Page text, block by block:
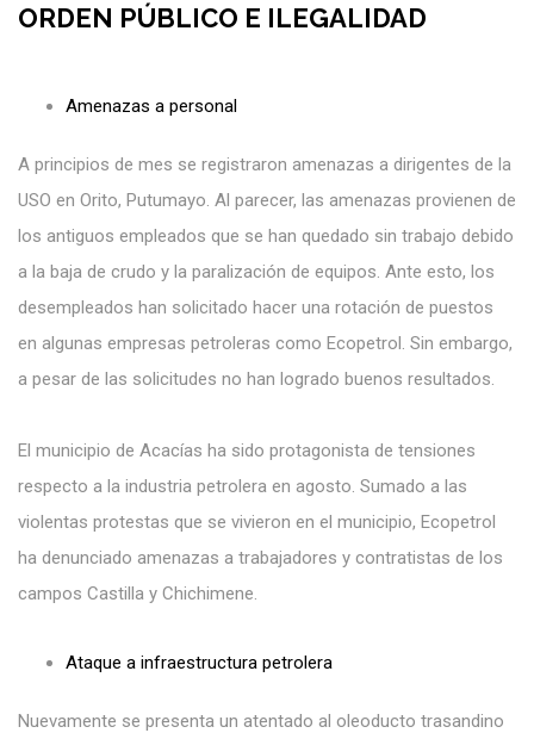
ORDEN PÚBLICO E ILEGALIDAD
Amenazas a personal
A principios de mes se registraron amenazas a dirigentes de la
USO en Orito, Putumayo. Al parecer, las amenazas provienen de
los antiguos empleados que se han quedado sin trabajo debido
a la baja de crudo y la paralización de equipos. Ante esto, los
desempleados han solicitado hacer una rotación de puestos
en algunas empresas petroleras como Ecopetrol. Sin embargo,
a pesar de las solicitudes no han logrado buenos resultados.
El municipio de Acacías ha sido protagonista de tensiones
respecto a la industria petrolera en agosto. Sumado a las
violentas protestas que se vivieron en el municipio, Ecopetrol
ha denunciado amenazas a trabajadores y contratistas de los
campos Castilla y Chichimene.
Ataque a infraestructura petrolera
Nuevamente se presenta un atentado al oleoducto trasandino